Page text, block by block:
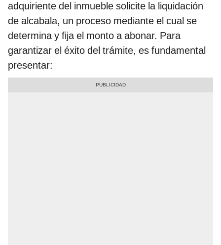
adquiriente del inmueble solicite la liquidación
de alcabala, un proceso mediante el cual se
determina y fija el monto a abonar. Para
garantizar el éxito del trámite, es fundamental
presentar: